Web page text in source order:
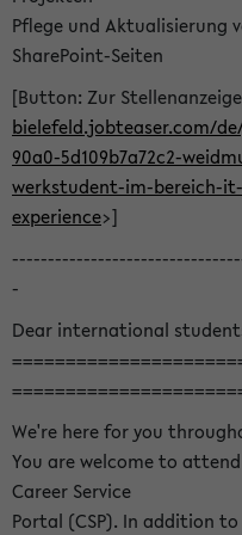
Pflege und Aktualisierung
SharePoint-Seiten
[Button: Zur Stellenanzeige
bielefeld.jobteaser.com/
90a0-5d109b7a72c2-
werkstudent-im-bereich-
experience>]
-
Dear international
We're here for you
You are welcome to
Career Service
Portal (CSP). In addition